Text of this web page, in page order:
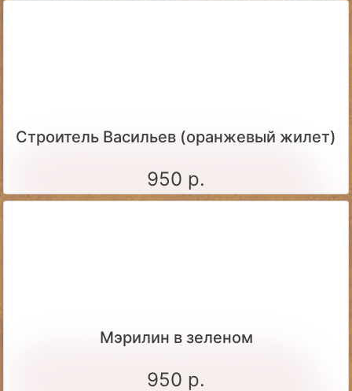
Строитель Васильев (оранжевый жилет)
950 р.
Мэрилин в зеленом
950 р.